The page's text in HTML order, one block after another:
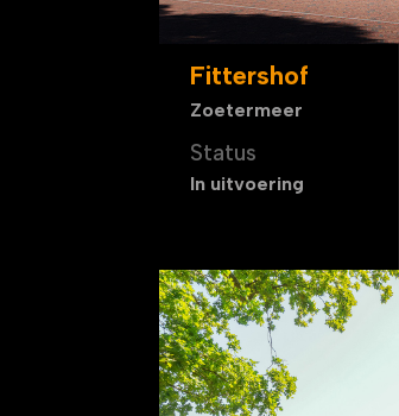
Fittershof
Zoetermeer
Status
In uitvoering